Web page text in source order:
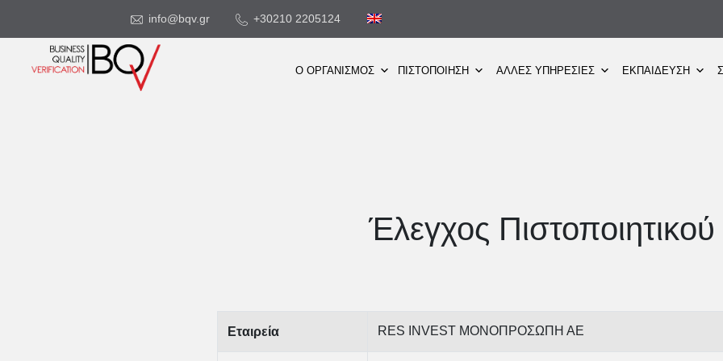
info@bqv.gr +30210 2205124
Ο ΟΡΓΑΝΙΣΜΟΣ ΠΙΣΤΟΠΟΙΗΣΗ ΑΛΛΕΣ ΥΠΗΡΕΣΙΕΣ ΕΚΠΑΙΔΕΥΣΗ
Έλεγχος Πιστοποιητικού
Εταιρεία RES INVEST ΜΟΝΟΠΡΟΣΩΠΗ ΑΕ